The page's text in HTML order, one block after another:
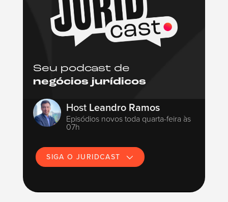
Seu podcast de
negócios jurídicos
Host Leandro Ramos
Episódios novos toda quarta-feira às
07h
SIGA O JURIDCAST